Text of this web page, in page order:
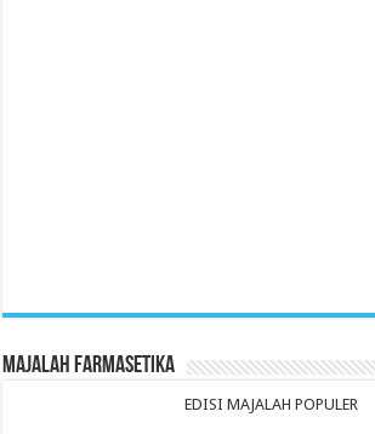
Majalah Farmasetika
EDISI MAJALAH POPULER